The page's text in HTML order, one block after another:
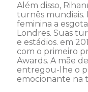
Além disso,
turnês mundiais.
feminina a
Londres. Suas
e estádios. em
com o primeiro
Awards. A mãe
entregou-lhe o
emocionante na